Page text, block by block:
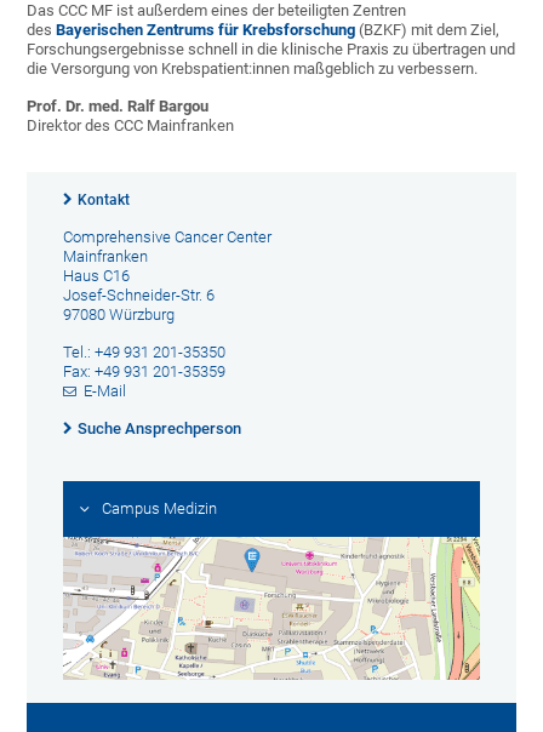
Das CCC MF ist außerdem eines der beteiligten Zentren
desBayerischen Zentrums für Krebsforschung (BZKF) mit dem Ziel,
Forschungsergebnisse schnell in die klinische Praxis zu übertragen und
die Versorgung von Krebspatient:innen maßgeblich zu verbessern.
Prof. Dr. med. Ralf Bargou
Direktor des CCC Mainfranken
Kontakt
Comprehensive Cancer Center
Mainfranken
Haus C16
Josef-Schneider-Str. 6
97080 Würzburg
Tel.: +49 931 201-35350
Fax: +49 931 201-35359
E-Mail
Suche Ansprechperson
Campus Medizin